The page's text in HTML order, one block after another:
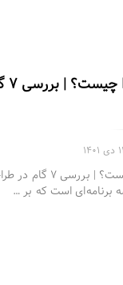
۱۱ دی ۱۴۰۱
استراتژی محتوا
برنامه‌ای است که بر …